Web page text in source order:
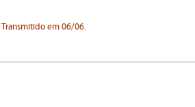
Transmitido em 06/06.